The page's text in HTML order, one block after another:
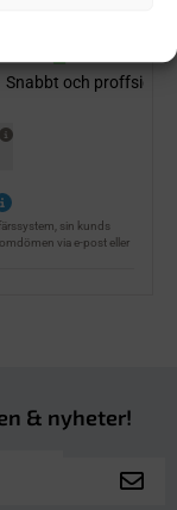
& nyheter!